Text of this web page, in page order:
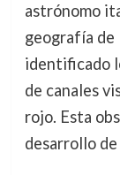
astrónomo
geografía de
identificado
de canales
rojo. Esta
desarrollo